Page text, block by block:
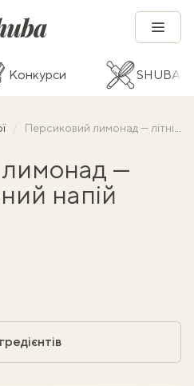
Конкурси SHUBA
Персиковий лимонад — літній газований напій із м’ятою
—
напій